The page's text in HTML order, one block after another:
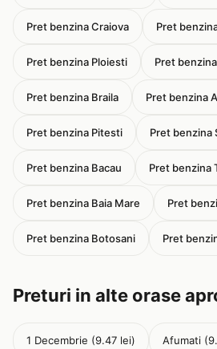
Pret benzina Craiova Pret
Pret benzina Ploiesti Pret
Pret benzina Braila Pret benzina
Pret benzina Pitesti Pret benzina
Pret benzina Bacau Pret benzina
Pret benzina Baia Mare Pret
Pret benzina Botosani Pret
Preturi in alte orase
1 Decembrie (9.47 lei) Afumati